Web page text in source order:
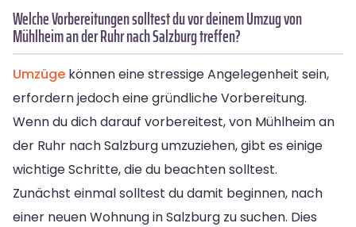
Welche Vorbereitungen solltest du vor deinem Umzug von
Mühlheim an der Ruhr nach Salzburg treffen?
Umzüge können eine stressige Angelegenheit sein,
erfordern jedoch eine gründliche Vorbereitung.
Wenn du dich darauf vorbereitest, von Mühlheim an
der Ruhr nach Salzburg umzuziehen, gibt es einige
wichtige Schritte, die du beachten solltest.
Zunächst einmal solltest du damit beginnen, nach
einer neuen Wohnung in Salzburg zu suchen. Dies